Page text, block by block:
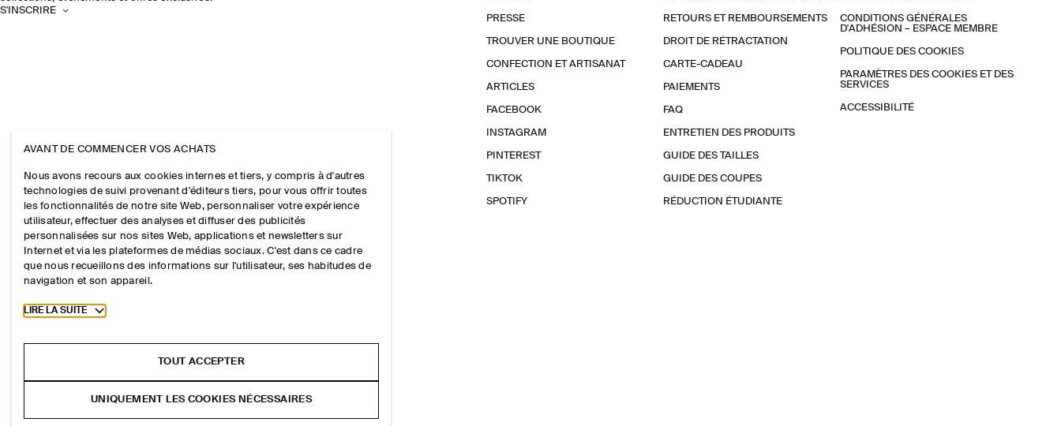
S'INSCRIRE
PRESSE
TROUVER UNE BOUTIQUE
CONFECTION ET ARTISANAT
ARTICLES
FACEBOOK
INSTAGRAM
PINTEREST
TIKTOK
SPOTIFY
RETOURS ET REMBOURSEMENTS
DROIT DE RÉTRACTATION
CARTE-CADEAU
PAIEMENTS
FAQ
ENTRETIEN DES PRODUITS
GUIDE DES TAILLES
GUIDE DES COUPES
RÉDUCTION ÉTUDIANTE
CONDITIONS GÉNÉRALES
D'ADHÉSION – ESPACE MEMBRE
POLITIQUE DES COOKIES
PARAMÈTRES DES COOKIES ET DES
SERVICES
ACCESSIBILITÉ
AVANT DE COMMENCER VOS ACHATS
Nous avons recours aux cookies internes et tiers, y compris à d'autres
technologies de suivi provenant d'éditeurs tiers, pour vous offrir toutes
les fonctionnalités de notre site Web, personnaliser votre expérience
utilisateur, effectuer des analyses et diffuser des publicités
personnalisées sur nos sites Web, applications et newsletters sur
Internet et via les plateformes de médias sociaux. C'est dans ce cadre
que nous recueillons des informations sur l'utilisateur, ses habitudes de
navigation et son appareil.
Toggle more cookie information
LIRE LA SUITE
TOUT ACCEPTER
UNIQUEMENT LES COOKIES NÉCESSAIRES